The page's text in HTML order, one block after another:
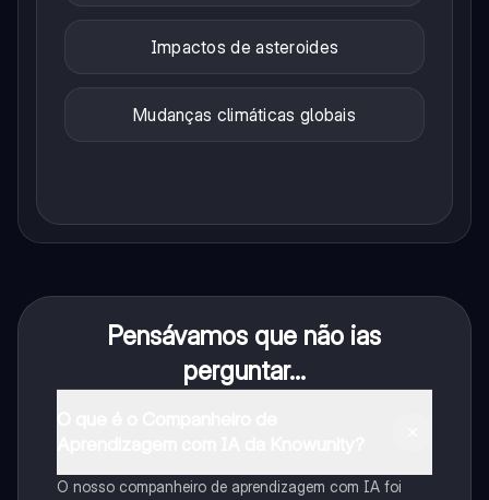
Impactos de asteroides
Mudanças climáticas globais
Pensávamos que não ias
perguntar...
O nosso companheiro de aprendizagem com IA foi